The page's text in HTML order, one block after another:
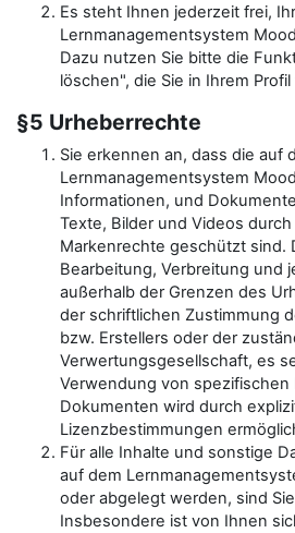
Es steht Ihnen jederzeit frei,
Lernmanagementsystem
Dazu nutzen Sie bitte die
löschen", die Sie in Ihrem
§5 Urheberrechte
Sie erkennen an, dass die auf
Lernmanagementsystem
Informationen, und
Texte, Bilder und Videos
Markenrechte geschützt sind.
Bearbeitung, Verbreitung und
außerhalb der Grenzen des
der schriftlichen Zustimmung
bzw. Erstellers oder der
Verwertungsgesellschaft, es
Verwendung von
Dokumenten wird durch
Lizenzbestimmungen
Für alle Inhalte und sonstige
auf dem
oder abgelegt werden, sind
Insbesondere ist von Ihnen